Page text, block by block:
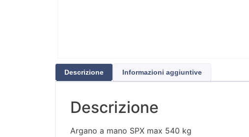
Descrizione Informazioni aggiuntive
Descrizione
Argano a mano SPX max 540 kg